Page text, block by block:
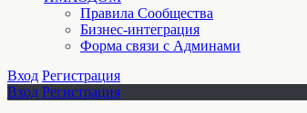
Правила Сообщества
Бизнес-интеграция
Форма связи с Админами
Вход Регистрация
Вход Регистрация